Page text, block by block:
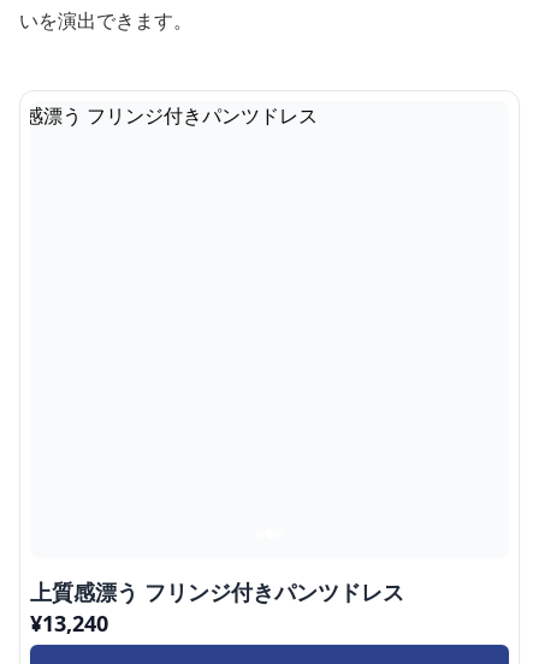
いを演出できます。
上質感漂う フリンジ付きパンツドレス
¥13,240